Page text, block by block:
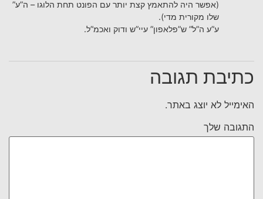
(אפשר היה להתאמץ קצת יותר עם הפונט תחת הלוגו – ה”ע”
שלו מקורית מדי).
ע”ע ה”ל” ש”פלאפון” עיי”ש ודוק ואכמ”ל.
כתיבת תגובה
האימייל לא יוצג באתר.
התגובה שלך